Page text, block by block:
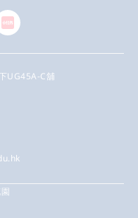
UG45A-C舖